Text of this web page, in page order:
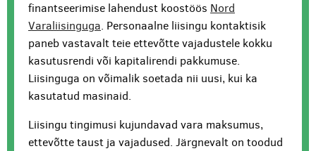
finantseerimise lahendust koostöös Nord
Varaliisinguga. Personaalne liisingu kontaktisik
paneb vastavalt teie ettevõtte vajadustele kokku
kasutusrendi või kapitalirendi pakkumuse.
Liisinguga on võimalik soetada nii uusi, kui ka
kasutatud masinaid.
Liisingu tingimusi kujundavad vara maksumus,
ettevõtte taust ja vajadused. Järgnevalt on toodud